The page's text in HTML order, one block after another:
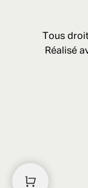
Tous
Réalisé